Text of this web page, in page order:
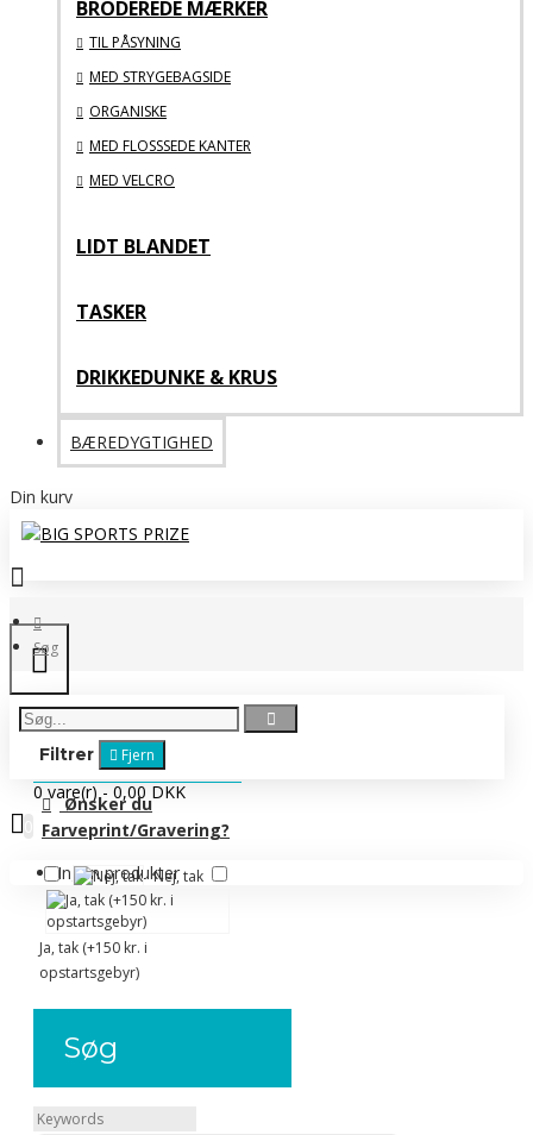
BRODEREDE MÆRKER
TIL PÅSYNING
MED STRYGEBAGSIDE
ORGANISKE
MED FLOSSSEDE KANTER
MED VELCRO
LIDT BLANDET
TASKER
DRIKKEDUNKE & KRUS
BÆREDYGTIGHED
Din kurv
0 vare(r) - 0,00 DKK
Ingen produkter
Søg
Filtrer Fjern
Ønsker du
Farveprint/Gravering?
Nej, tak
Ja, tak (+150 kr. i
opstartsgebyr)
Søg